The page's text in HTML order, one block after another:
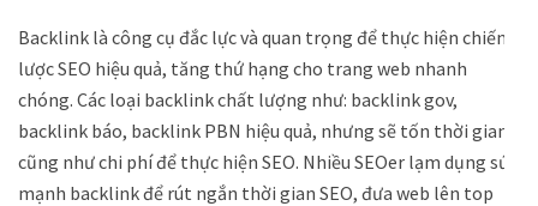
Backlink là công cụ đắc lực và quan trọng để thực hiện chiến
lược SEO hiệu quả, tăng thứ hạng cho trang web nhanh
chóng. Các loại backlink chất lượng như: backlink gov,
backlink báo, backlink PBN hiệu quả, nhưng sẽ tốn thời gian
cũng như chi phí để thực hiện SEO. Nhiều SEOer lạm dụng sức
mạnh backlink để rút ngắn thời gian SEO, đưa web lên top